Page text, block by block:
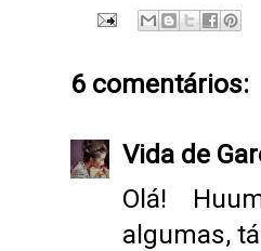
6 comentários:
Vida de
Olá!
algumas,